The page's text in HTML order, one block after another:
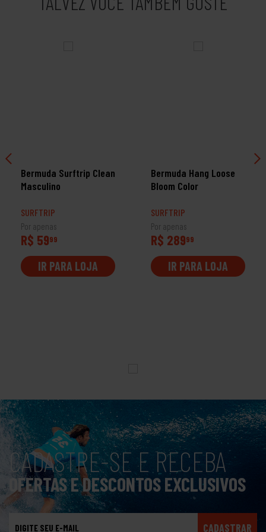
Bermuda Surftrip Clean
Masculino
SURFTRIP
Por apenas
R$ 5999
IR PARA LOJA
Bermuda Hang Loose
Bloom Color
SURFTRIP
Por apenas
R$ 28999
IR PARA LOJA
CADASTRE-SE E RECEBA
OFERTAS E DESCONTOS EXCLUSIVOS
CADASTRAR